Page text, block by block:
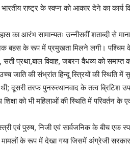
राष्ट्र के स्वप्न को आकार देने का कार्य
का आरंभ सामान्यतः उन्नीसवीं शताब्दी से
बहस के रूप में प्रमुखता मिलने लगी।
सती प्रथा,बाल विवाह, जबरन वैधव्य को
जाति की संभ्रांत हिन्दू स्त्रियों की स्थिति
दूसरी तरफ पुनरुत्थानवाद के तत्व
को भी महिलाओं की स्थिति में परिवर्तन
एवं पुरुष, निजी एवं सार्वजनिक के बीच एक
के रूप में देखा गया जिसमें अंग्रेजी सरकार